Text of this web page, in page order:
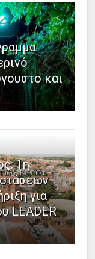
και
1η
για
LEADER